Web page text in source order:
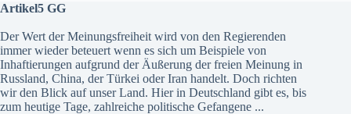
Artikel5 GG
Der Wert der Meinungsfreiheit wird von den Regierenden
immer wieder beteuert wenn es sich um Beispiele von
Inhaftierungen aufgrund der Äußerung der freien Meinung in
Russland, China, der Türkei oder Iran handelt. Doch richten
wir den Blick auf unser Land. Hier in Deutschland gibt es, bis
zum heutige Tage, zahlreiche politische Gefangene ...